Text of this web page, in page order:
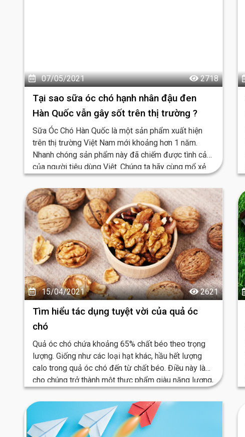
07/05/2021 2718
Tại sao sữa óc chó hạnh nhân đậu đen
Hàn Quốc vẫn gây sốt trên thị trường ?
Sữa Óc Chó Hàn Quốc là một sản phẩm xuất hiện
trên thị trường Việt Nam mới khoảng hơn 1 năm.
Nhanh chóng sản phẩm này đã chiếm được tình cảm
của người tiêu dùng Việt. Chúng ta hãy cùng mổ xẻ
xem loại nước này có công dụng gì mà được nhiều
người ưa chuộng như vậy nhé?
15/04/2021 2621
Tìm hiểu tác dụng tuyệt vời của quả óc
chó
Quả óc chó chứa khoảng 65% chất béo theo trọng
lượng. Giống như các loại hạt khác, hầu hết lượng
calo trong quả óc chó đến từ chất béo. Điều này làm
cho chúng trở thành một thực phẩm giàu năng lượng,
nhiều calo.